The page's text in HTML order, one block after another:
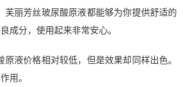
丽芳丝玻尿酸原液都能够为你提供舒适的
成分，使用起来非常安心。
液价格相对较低，但是效果却同样出色。
用。